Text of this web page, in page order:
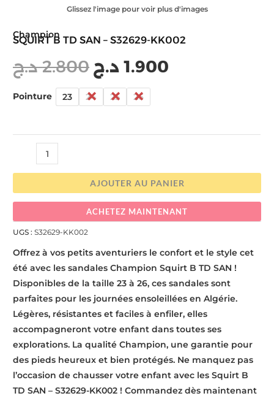
Glissez l'image pour voir plus d'images
Champion
SQUIRT B TD SAN – S32629-KK002
2.800 د.ج 1.900 د.ج
Pointure 23 24 25 26
AJOUTER AU PANIER
ACHETEZ MAINTENANT
UGS :S32629-KK002
Offrez à vos petits aventuriers le confort et le style cet
été avec les sandales Champion Squirt B TD SAN !
Disponibles de la taille 23 à 26, ces sandales sont
parfaites pour les journées ensoleillées en Algérie.
Légères, résistantes et faciles à enfiler, elles
accompagneront votre enfant dans toutes ses
explorations. La qualité Champion, une garantie pour
des pieds heureux et bien protégés. Ne manquez pas
l’occasion de chausser votre enfant avec les Squirt B
TD SAN – S32629-KK002 ! Commandez dès maintenant